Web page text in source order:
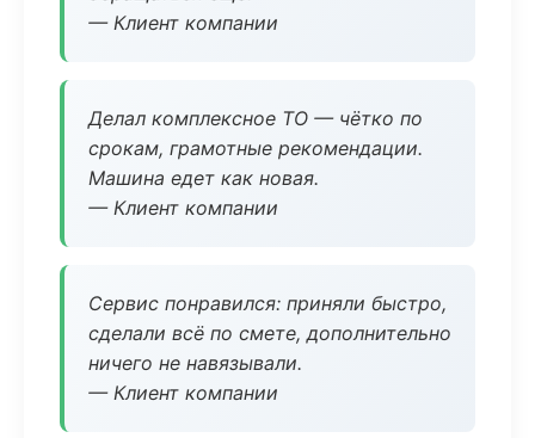
— Клиент компании
Делал комплексное ТО — чётко по
срокам, грамотные рекомендации.
Машина едет как новая.
— Клиент компании
Сервис понравился: приняли быстро,
сделали всё по смете, дополнительно
ничего не навязывали.
— Клиент компании